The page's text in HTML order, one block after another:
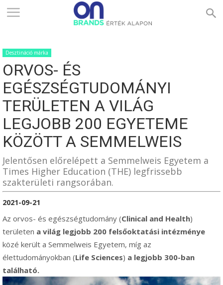
ONBRANDS
–
ÉRTÉK
ALAPON
Desztináció márka
ORVOS- ÉS
EGÉSZSÉGTUDOMÁNYI
TERÜLETEN A VILÁG
LEGJOBB 200 EGYETEME
KÖZÖTT A SEMMELWEIS
Jelentősen előrelépett a Semmelweis Egyetem a
Times Higher Education (THE) legfrissebb
szakterületi rangsorában.
2021-09-21
Az orvos- és egészségtudomány (Clinical and Health)
területen a világ legjobb 200 felsőoktatási intézménye
közé került a Semmelweis Egyetem, míg az
élettudományokban (Life Sciences) a legjobb 300-ban
található.